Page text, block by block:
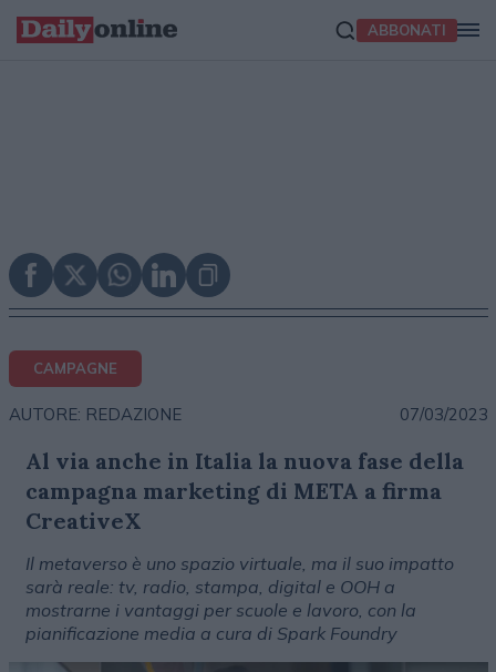
ABBONATI
CAMPAGNE
AUTORE: REDAZIONE 07/03/2023
Al via anche in Italia la nuova fase della
campagna marketing di META a firma
CreativeX
Il metaverso è uno spazio virtuale, ma il suo impatto
sarà reale: tv, radio, stampa, digital e OOH a
mostrarne i vantaggi per scuole e lavoro, con la
pianificazione media a cura di Spark Foundry